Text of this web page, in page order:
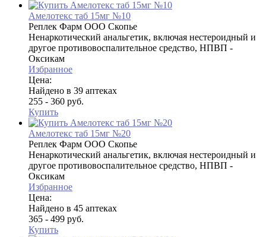
Амелотекс таб 15мг №10
Реплек Фарм ООО Скопье
Ненаркотический анальгетик, включая нестероидный и
другое противовоспалительное средство, НПВП -
Оксикам
Избранное
Цена:
Найдено в 39 аптеках
255 - 360 руб.
Купить
Амелотекс таб 15мг №20
Реплек Фарм ООО Скопье
Ненаркотический анальгетик, включая нестероидный и
другое противовоспалительное средство, НПВП -
Оксикам
Избранное
Цена:
Найдено в 45 аптеках
365 - 499 руб.
Купить